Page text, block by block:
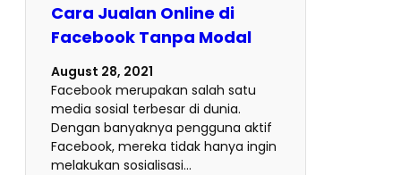
Cara Jualan Online di
Facebook Tanpa Modal
August 28, 2021
Facebook merupakan salah satu
media sosial terbesar di dunia.
Dengan banyaknya pengguna aktif
Facebook, mereka tidak hanya ingin
melakukan sosialisasi…